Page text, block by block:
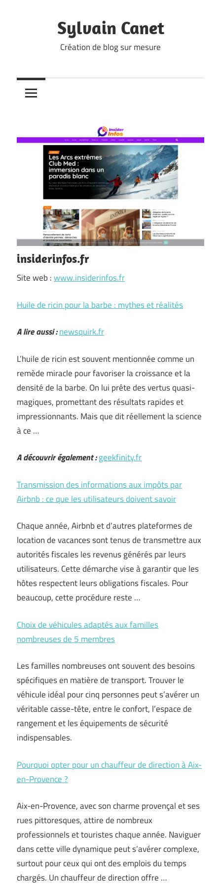
Sylvain Canet
Création de blog sur mesure
insiderinfos.fr
Site web :www.insiderinfos.fr
Huile de ricin pour la barbe : mythes et réalités
A lire aussi :newsquirk.fr
L’huile de ricin est souvent mentionnée comme un
remède miracle pour favoriser la croissance et la
densité de la barbe. On lui prête des vertus quasi-
magiques, promettant des résultats rapides et
impressionnants. Mais que dit réellement la science
à ce …
A découvrir également :geekfinity.fr
Transmission des informations aux impôts par
Airbnb : ce que les utilisateurs doivent savoir
Chaque année, Airbnb et d’autres plateformes de
location de vacances sont tenus de transmettre aux
autorités fiscales les revenus générés par leurs
utilisateurs. Cette démarche vise à garantir que les
hôtes respectent leurs obligations fiscales. Pour
beaucoup, cette procédure reste …
Choix de véhicules adaptés aux familles
nombreuses de 5 membres
Les familles nombreuses ont souvent des besoins
spécifiques en matière de transport. Trouver le
véhicule idéal pour cinq personnes peut s’avérer un
véritable casse-tête, entre le confort, l’espace de
rangement et les équipements de sécurité
indispensables.
Pourquoi opter pour un chauffeur de direction à Aix-
en-Provence ?
Aix-en-Provence, avec son charme provençal et ses
rues pittoresques, attire de nombreux
professionnels et touristes chaque année. Naviguer
dans cette ville dynamique peut s’avérer complexe,
surtout pour ceux qui ont des emplois du temps
chargés. Un chauffeur de direction offre …